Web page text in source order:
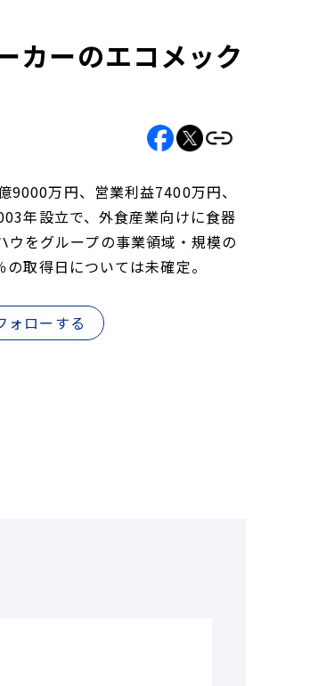
カーのエコメック
万円、営業利益7400万円、
年設立で、外食産業向けに食器
をグループの事業領域・規模の
取得日については未確定。
ォローする